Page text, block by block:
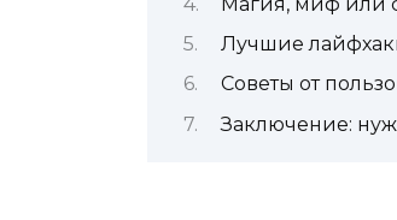
Лучшие
Советы от
Заключение: